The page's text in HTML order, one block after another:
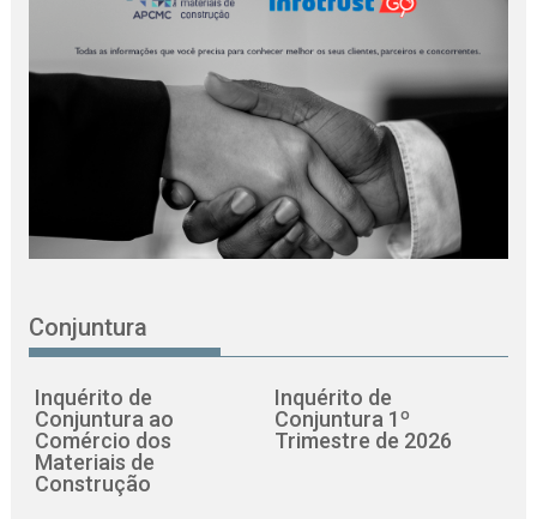
Conjuntura
Inquérito de
Conjuntura ao
Comércio dos
Materiais de
Construção
Inquérito de
Conjuntura 1º
Trimestre de 2026